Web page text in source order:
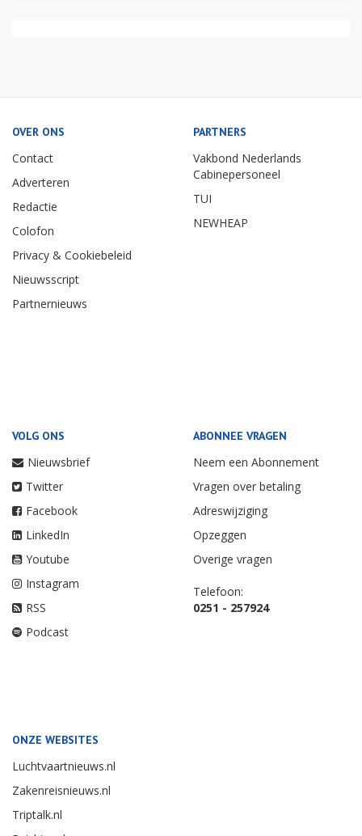
OVER ONS
Contact
Adverteren
Redactie
Colofon
Privacy & Cookiebeleid
Nieuwsscript
Partnernieuws
PARTNERS
Vakbond Nederlands
Cabinepersoneel
TUI
NEWHEAP
VOLG ONS
Nieuwsbrief
Twitter
Facebook
LinkedIn
Youtube
Instagram
RSS
Podcast
ABONNEE VRAGEN
Neem een Abonnement
Vragen over betaling
Adreswijziging
Opzeggen
Overige vragen
Telefoon:
0251 - 257924
ONZE WEBSITES
Luchtvaartnieuws.nl
Zakenreisnieuws.nl
Triptalk.nl